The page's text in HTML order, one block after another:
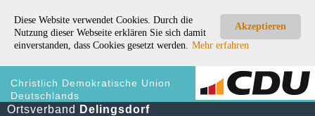
Akzeptieren
Diese Website verwendet Cookies. Durch die
Nutzung dieser Webseite erklären Sie sich damit
einverstanden, dass Cookies gesetzt werden. Mehr erfahren
Christlich Demokratische Union
Deutschlands
Ortsverband Delingsdorf